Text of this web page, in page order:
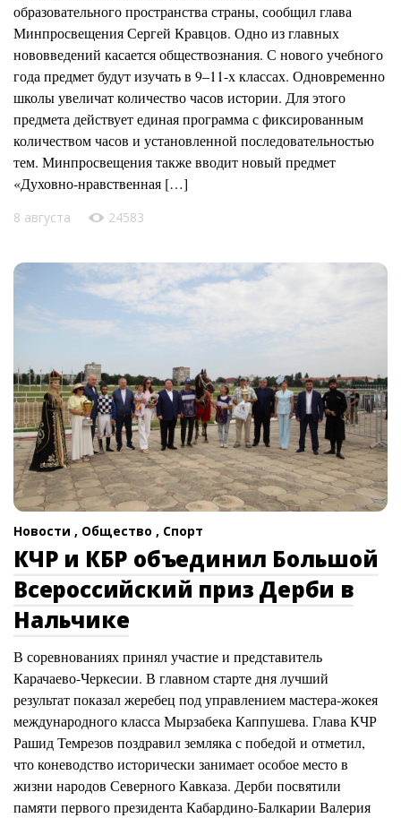
образовательного пространства страны, сообщил глава
Минпросвещения Сергей Кравцов. Одно из главных
нововведений касается обществознания. С нового учебного
года предмет будут изучать в 9–11-х классах. Одновременно
школы увеличат количество часов истории. Для этого
предмета действует единая программа с фиксированным
количеством часов и установленной последовательностью
тем. Минпросвещения также вводит новый предмет
«Духовно-нравственная […]
8 августа 24583
Новости , Общество , Спорт
КЧР и КБР объединил Большой
Всероссийский приз Дерби в
Нальчике
В соревнованиях принял участие и представитель
Карачаево-Черкесии. В главном старте дня лучший
результат показал жеребец под управлением мастера-жокея
международного класса Мырзабека Каппушева. Глава КЧР
Рашид Темрезов поздравил земляка с победой и отметил,
что коневодство исторически занимает особое место в
жизни народов Северного Кавказа. Дерби посвятили
памяти первого президента Кабардино-Балкарии Валерия